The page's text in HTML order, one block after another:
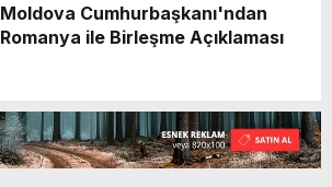
Moldova Cumhurbaşkanı'ndan
Romanya ile Birleşme Açıklaması